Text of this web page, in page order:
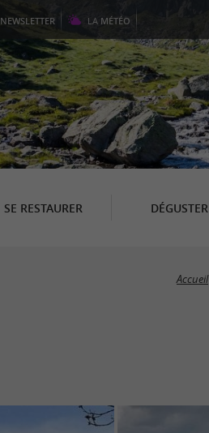
NEWSLETTER LA MÉTÉO
SE RESTAURER DÉGUSTER
Accueil